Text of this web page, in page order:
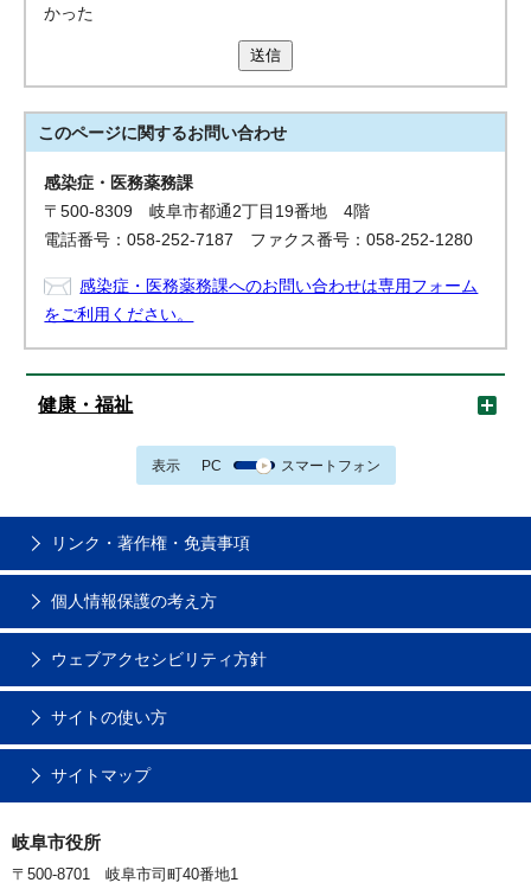
かった
送信
このページに関するお問い合わせ
感染症・医務薬務課
〒500-8309 岐阜市都通2丁目19番地 4階
電話番号：058-252-7187 ファクス番号：058-252-1280
感染症・医務薬務課へのお問い合わせは専用フォーム
をご利用ください。
健康・福祉
表示 PC スマートフォン
リンク・著作権・免責事項
個人情報保護の考え方
ウェブアクセシビリティ方針
サイトの使い方
サイトマップ
岐阜市役所
〒500-8701 岐阜市司町40番地1